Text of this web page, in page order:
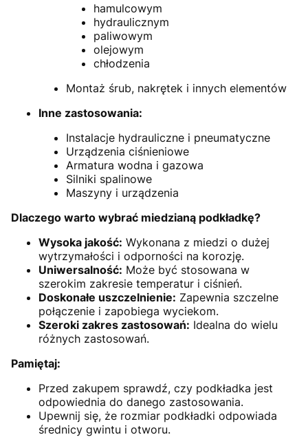
hamulcowym
hydraulicznym
paliwowym
olejowym
chłodzenia
Montaż śrub, nakrętek i innych elementów
Inne zastosowania:
Instalacje hydrauliczne i pneumatyczne
Urządzenia ciśnieniowe
Armatura wodna i gazowa
Silniki spalinowe
Maszyny i urządzenia
Dlaczego warto wybrać miedzianą podkładkę?
Wysoka jakość: Wykonana z miedzi o dużej
wytrzymałości i odporności na korozję.
Uniwersalność: Może być stosowana w
szerokim zakresie temperatur i ciśnień.
Doskonałe uszczelnienie: Zapewnia szczelne
połączenie i zapobiega wyciekom.
Szeroki zakres zastosowań: Idealna do wielu
różnych zastosowań.
Pamiętaj:
Przed zakupem sprawdź, czy podkładka jest
odpowiednia do danego zastosowania.
Upewnij się, że rozmiar podkładki odpowiada
średnicy gwintu i otworu.